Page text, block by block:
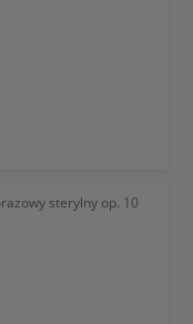
sterylny op. 10